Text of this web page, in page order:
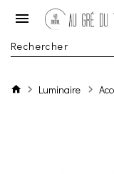
Luminaire